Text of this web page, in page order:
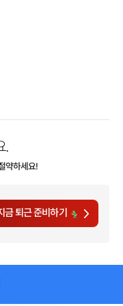
.
약하세요!
금 퇴근 준비하기